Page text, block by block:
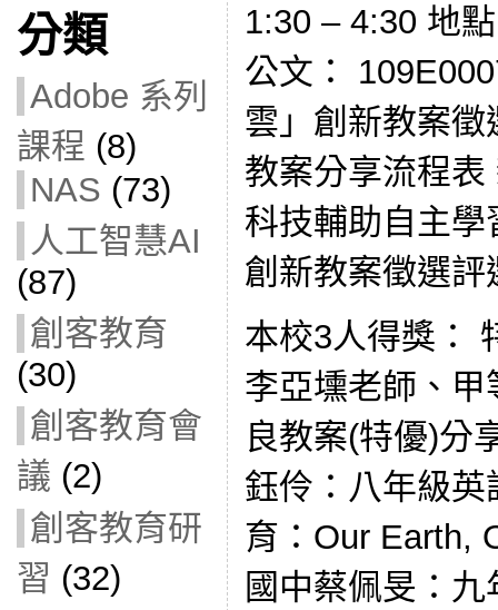
分類
Adobe 系列
課程 (8)
NAS (73)
人工智慧AI
(87)
創客教育
(30)
創客教育會
議 (2)
創客教育研
習 (32)
1:30 – 4:30 地
公文：
雲」創新教案
教案分享流程
科技輔助自主
創新教案徵選
本校3人得獎：
李亞壎老師、
良教案(特優)分
鈺伶：八年級
育：Our Earth,
國中蔡佩旻：